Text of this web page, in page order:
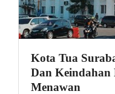
Kota Tua
Dan Keindahan
Menawan